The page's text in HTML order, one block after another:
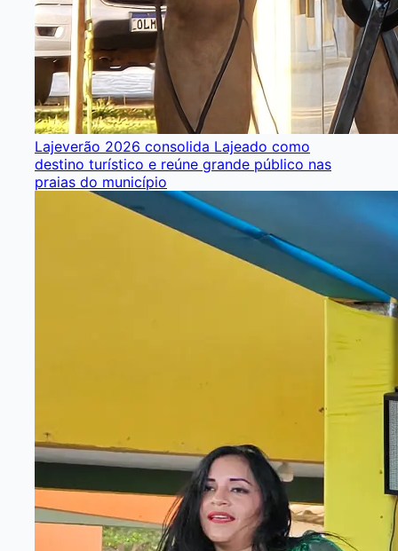
Lajeverão 2026 consolida Lajeado como
destino turístico e reúne grande público nas
praias do município